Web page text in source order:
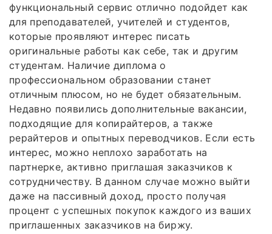
функциональный сервис отлично подойдет как
для преподавателей, учителей и студентов,
которые проявляют интерес писать
оригинальные работы как себе, так и другим
студентам. Наличие диплома о
профессиональном образовании станет
отличным плюсом, но не будет обязательным.
Недавно появились дополнительные вакансии,
подходящие для копирайтеров, а также
рерайтеров и опытных переводчиков. Если есть
интерес, можно неплохо заработать на
партнерке, активно приглашая заказчиков к
сотрудничеству. В данном случае можно выйти
даже на пассивный доход, просто получая
процент с успешных покупок каждого из ваших
приглашенных заказчиков на биржу.